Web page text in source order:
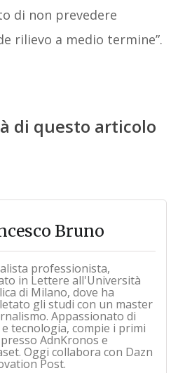
di non prevedere
rilievo a medio termine”.
di questo articolo
Bruno
professionista,
in Lettere all'Università
di Milano, dove ha
gli studi con un master
Appassionato di
tecnologia, compie i primi
AdnKronos e
Oggi collabora con Dazn
Post.